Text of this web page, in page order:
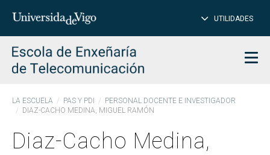
Insertar
para
buscar
UTILIDADES
LA ESCUELA PAS Y PDI
PERSONAL DOCENTE E INVESTIGADOR
DIAZ-CACHO MEDINA, MIGUEL RAMÓN
Diaz-Cacho Medina,